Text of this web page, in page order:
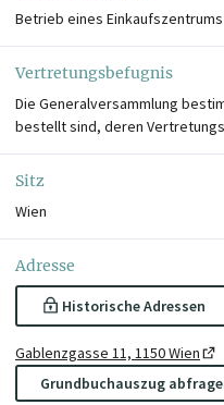
Betrieb eines Einkaufszentrums
Vertretungsbefugnis
Die Generalversammlung
bestellt sind, deren
Sitz
Wien
Adresse
Historische Adressen
Gablenzgasse 11, 1150 Wien
Grundbuchauszug